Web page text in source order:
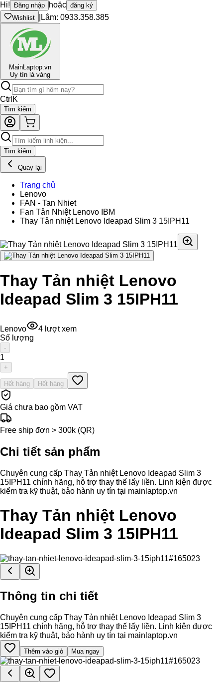
Hi! Đăng nhập hoặc đăng ký
Wishlist
Lâm: 0933.358.385
MainLaptop.vn
Uy tín là vàng
Ctrl K
Tìm kiếm
Tìm kiếm
Quay lại
Trang chủ
Lenovo
FAN - Tan Nhiet
Fan Tản Nhiệt Lenovo IBM
Thay Tản nhiệt Lenovo Ideapad Slim 3 15IPH11
Thay Tản nhiệt Lenovo
Ideapad Slim 3 15IPH11
Lenovo 4 lượt xem
Số lượng
-
1
+
Hết hàng Hết hàng
Giá chưa bao gồm VAT
Free ship đơn > 300k (QR)
Chi tiết sản phẩm
Chuyên cung cấp Thay Tản nhiệt Lenovo Ideapad Slim 3
15IPH11 chính hãng, hỗ trợ thay thế lấy liền. Linh kiện được
kiểm tra kỹ thuật, bảo hành uy tín tại mainlaptop.vn
Thay Tản nhiệt Lenovo
Ideapad Slim 3 15IPH11
Thông tin chi tiết
Chuyên cung cấp Thay Tản nhiệt Lenovo Ideapad Slim 3
15IPH11 chính hãng, hỗ trợ thay thế lấy liền. Linh kiện được
kiểm tra kỹ thuật, bảo hành uy tín tại mainlaptop.vn
Thêm vào giỏ Mua ngay